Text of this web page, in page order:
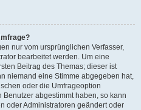
nur vom ursprünglichen Verfasser,
bearbeitet werden. Um eine
Beitrag des Themas; dieser ist
niemand eine Stimme abgegeben hat,
oder die Umfrageoption
abgestimmt haben, so kann
oder Administratoren geändert oder